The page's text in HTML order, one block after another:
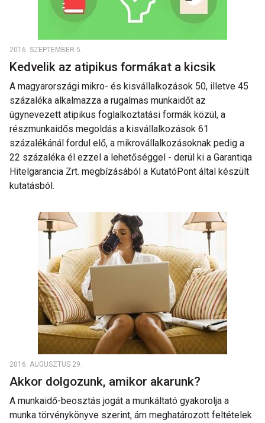
2016. SZEPTEMBER 5.
Kedvelik az atipikus formákat a kicsik
A magyarországi mikro- és kisvállalkozások 50, illetve 45
százaléka alkalmazza a rugalmas munkaidőt az
úgynevezett atipikus foglalkoztatási formák közül, a
részmunkaidős megoldás a kisvállalkozások 61
százalékánál fordul elő, a mikrovállalkozásoknak pedig a
22 százaléka él ezzel a lehetőséggel - derül ki a Garantiqa
Hitelgarancia Zrt. megbízásából a KutatóPont által készült
kutatásból.
2016. AUGUSZTUS 29.
Akkor dolgozunk, amikor akarunk?
A munkaidő-beosztás jogát a munkáltató gyakorolja a
munka törvénykönyve szerint, ám meghatározott feltételek